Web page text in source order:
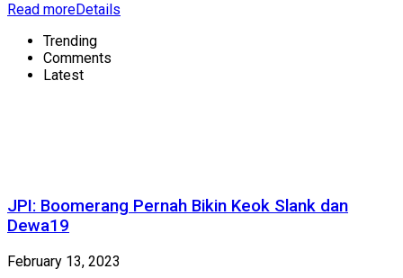
Read moreDetails
Trending
Comments
Latest
JPI: Boomerang Pernah Bikin Keok Slank dan
Dewa19
February 13, 2023